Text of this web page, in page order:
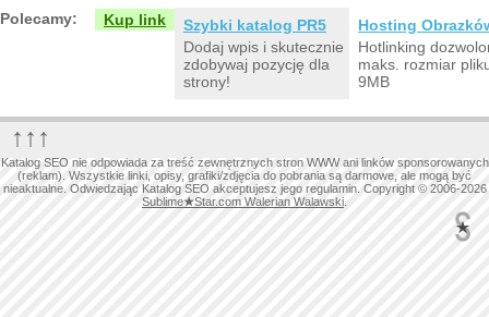
Polecamy: Kup link
Szybki katalog PR5
Dodaj wpis i skutecznie
zdobywaj pozycję dla
strony!
Hosting
Hotlinking
maks. rozmiar
9MB
↑↑↑
Katalog SEO nie odpowiada za treść zewnętrznych stron WWW ani linków sponsorowanych
(reklam). Wszystkie linki, opisy, grafiki/zdjęcia do pobrania są darmowe, ale mogą być
nieaktualne. Odwiedzając Katalog SEO akceptujesz jego regulamin. Copyright © 2006-2026
Sublime★Star.com Walerian Walawski